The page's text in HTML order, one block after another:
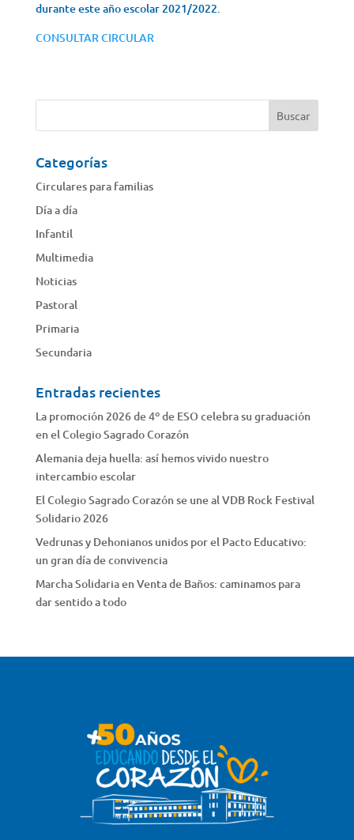
durante este año escolar 2021/2022.
CONSULTAR CIRCULAR
Categorías
Circulares para familias
Día a día
Infantil
Multimedia
Noticias
Pastoral
Primaria
Secundaria
Entradas recientes
La promoción 2026 de 4º de ESO celebra su graduación
en el Colegio Sagrado Corazón
Alemania deja huella: así hemos vivido nuestro
intercambio escolar
El Colegio Sagrado Corazón se une al VDB Rock Festival
Solidario 2026
Vedrunas y Dehonianos unidos por el Pacto Educativo:
un gran día de convivencia
Marcha Solidaria en Venta de Baños: caminamos para
dar sentido a todo